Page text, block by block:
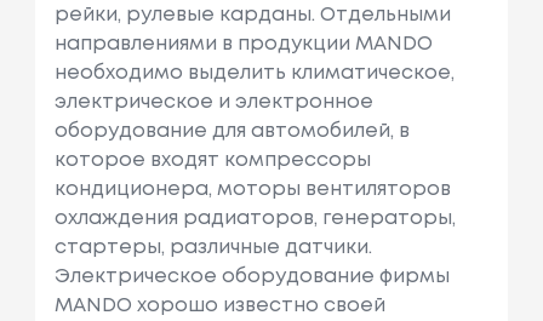
рейки, рулевые карданы. Отдельными
направлениями в продукции MANDO
необходимо выделить климатическое,
электрическое и электронное
оборудование для автомобилей, в
которое входят компрессоры
кондиционера, моторы вентиляторов
охлаждения радиаторов, генераторы,
стартеры, различные датчики.
Электрическое оборудование фирмы
MANDO хорошо известно своей